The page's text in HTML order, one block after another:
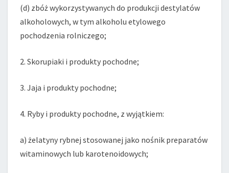
(d) zbóż wykorzystywanych do produkcji destylatów
alkoholowych, w tym alkoholu etylowego
pochodzenia rolniczego;
2. Skorupiaki i produkty pochodne;
3. Jaja i produkty pochodne;
4. Ryby i produkty pochodne, z wyjątkiem:
a) żelatyny rybnej stosowanej jako nośnik preparatów
witaminowych lub karotenoidowych;